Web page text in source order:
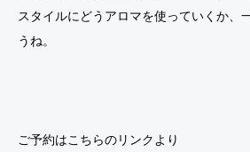
スタイルにどうアロマを使っていくか、
うね。
ご予約はこちらのリンクより